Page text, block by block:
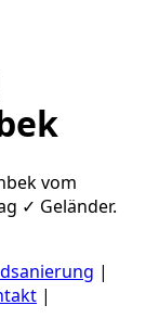
vom
✓ Geländer.
|
|